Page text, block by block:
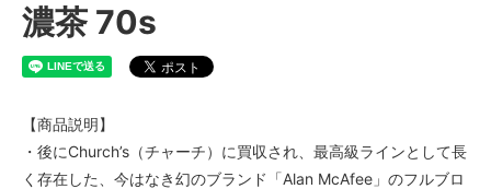
濃茶 70s
【商品説明】
・後にChurch’s（チャーチ）に買収され、最高級ラインとして長
く存在した、今はなき幻のブランド「Alan McAfee」のフルブロ